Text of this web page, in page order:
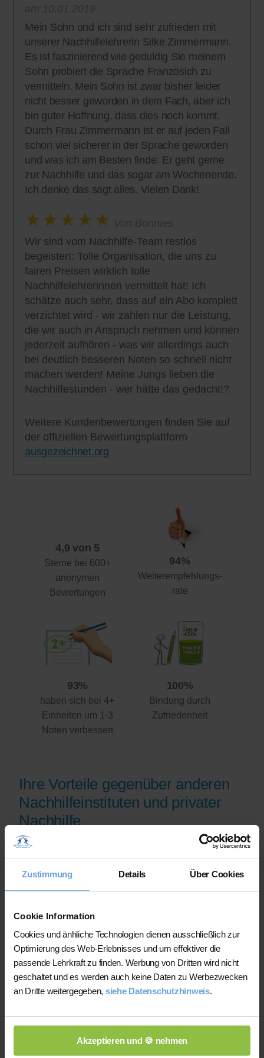
Zustimmung Details Über Cookies
Cookie Information
Cookies und änhliche Technologien dienen ausschließlich zur
Optimierung des Web-Erlebnisses und um effektiver die
passende Lehrkraft zu finden. Werbung von Dritten wird nicht
geschaltet und es werden auch keine Daten zu Werbezwecken
an Dritte weitergegeben, siehe Datenschutzhinweis.
Akzeptieren und 🍪 nehmen
Mein Sohn und ich sind sehr zufrieden mit
unserer Nachhilfelehrerin Silke Zimmermann.
Es ist faszinierend wie geduldig Sie meinem
Sohn probiert die Sprache Französich zu
vermitteln. Mein Sohn ist zwar bisher leider
nicht besser geworden in dem Fach, aber ich
bin guter Hoffnung, dass dies noch kommt.
Durch Frau Zimmermann ist er auf jeden Fall
schon viel sicherer in der Sprache geworden
und was ich am Besten finde: Er geht gerne
zur Nachhilfe und das sogar am Wochenende.
Ich denke das sagt alles. Vielen Dank!
Wir sind vom Nachhilfe-Team restlos
begeistert: Tolle Organisation, die uns zu
fairen Preisen wirklich tolle
Nachhilfelehrerinnen vermittelt hat! Ich
schätze auch sehr, dass auf ein Abo komplett
verzichtet wird - wir zahlen nur die Leistung,
die wir auch in Anspruch nehmen und können
jederzeit aufhören - was wir allerdings auch
bei deutlich besseren Noten so schnell nicht
machen werden! Meine Jungs lieben die
Nachhilfestunden - wer hätte das gedacht!?
Weitere Kundenbewertungen finden Sie auf
der offiziellen Bewertungsplattform
ausgezeichnet.org
4,9 von 5
Sterne bei 600+
anonymen
Bewertungen
94%
Weiterempfehlungs-
rate
93%
haben sich bei 4+
Einheiten um 1-3
Noten verbessert
100%
Bindung durch
Zufriedenheit
Ihre Vorteile gegenüber anderen
Nachhilfeinstituten und privater
Nachhilfe
Qualifikationsnachweise vor der
Freischaltung geprüft werden.
Nachhilfe-Team.net unterstützt Sie dabei,
möglichst schnell eine zu Ihrem Bedarf
passende Lehrkraft zu finden. Bei einem
Ausfall können Sie auf Wunsch bei der
Vermittlung einer anderen Lehrkraft
unterstützt werden.
ihren Unterricht eigenständig.
Die jeweilige Lehrkraft stimmt Lernziele,